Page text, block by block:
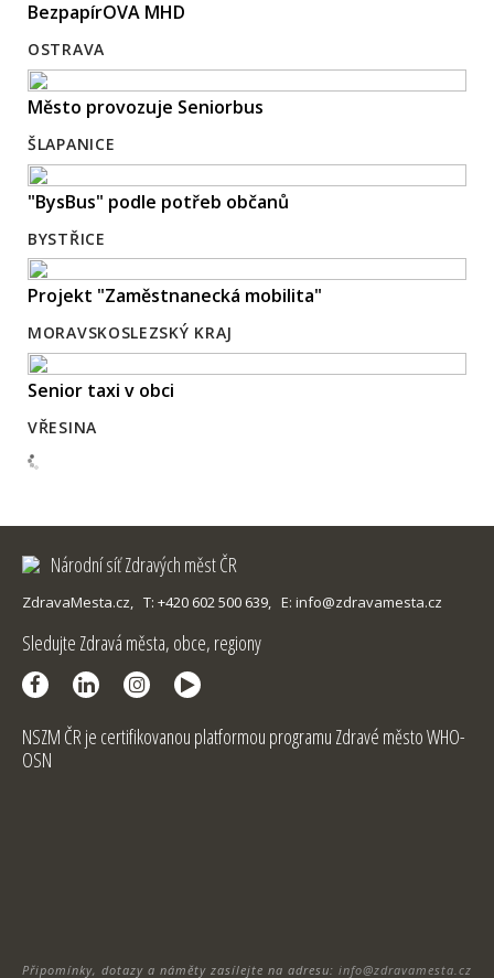
BezpapírOVA MHD
OSTRAVA
Město provozuje Seniorbus
ŠLAPANICE
"BysBus" podle potřeb občanů
BYSTŘICE
Projekt "Zaměstnanecká mobilita"
MORAVSKOSLEZSKÝ KRAJ
Senior taxi v obci
VŘESINA
Národní síť Zdravých měst ČR
ZdravaMesta.cz, T: +420 602 500 639, E: info@zdravamesta.cz
Sledujte Zdravá města, obce, regiony
NSZM ČR je certifikovanou platformou programu Zdravé město WHO-
OSN
Připomínky, dotazy a náměty zasílejte na adresu: info@zdravamesta.cz